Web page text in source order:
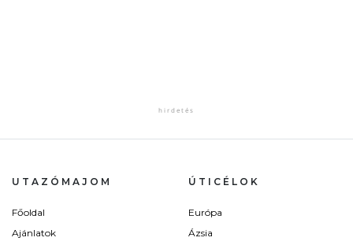
UTAZÓMAJOM
Főoldal
Ajánlatok
ÚTICÉLOK
Európa
Ázsia